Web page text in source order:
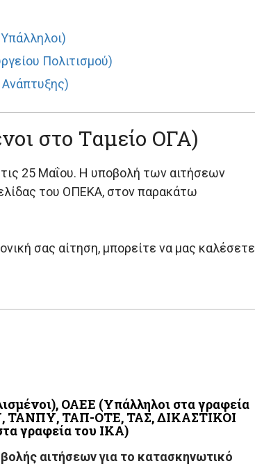
Πολιτισμού)
στο Ταμείο ΟΓΑ)
τις 25 Μαΐου. Η υποβολή των αιτήσεων
του ΟΠΕΚΑ, στον παρακάτω
σας αίτηση, μπορείτε να μας καλέσετε
ΟΑΕΕ (Υπάλληλοι στα γραφεία
ΤΑΠ-ΟΤΕ, ΤΑΣ, ΔΙΚΑΣΤΙΚΟΙ
γραφεία του ΙΚΑ)
αιτήσεων για το κατασκηνωτικό